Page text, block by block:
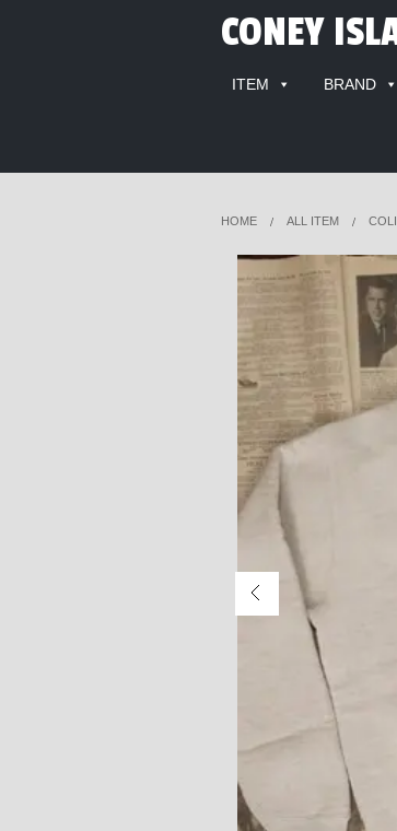
CONEY
ITEM BRAND
HOME ALL ITEM